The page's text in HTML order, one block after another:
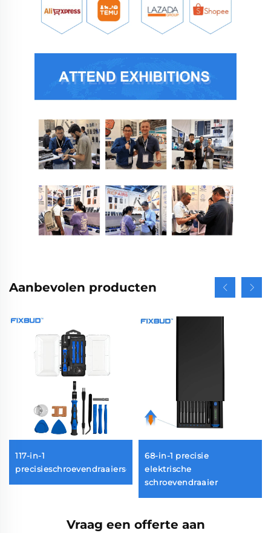
Aanbevolen producten
117-in-1
precisieschroevendraaierset
68-in-1 precisie
elektrische
schroevendraaier
Vraag een offerte aan